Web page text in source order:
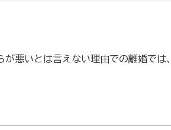
悪いとは言えない理由での離婚で